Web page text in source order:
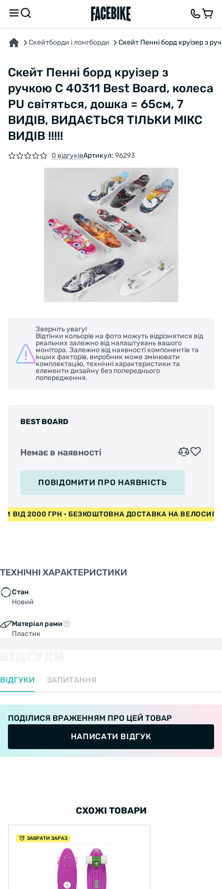
Скейтборди і лонгборди Скейт Пенні борд круізер з
Скейт Пенні борд круізер з
ручкою C 40311 Best Board, колеса
PU світяться, дошка = 65см, 7
ВИДІВ, ВИДАЄТЬСЯ ТІЛЬКИ МІКС
ВИДІВ !!!!!
0 відгуківАртикул: 96293
Зверніть увагу!
Відтінки кольорів на фото можуть відрізнятися від
реальних залежно від налаштувань вашого
монітора. Залежно від наявності компонентів та
інших факторів, виробник може змінювати
комплектацію, технічні характеристики та
елементи дизайну без попереднього
попередження.
BEST BOARD
Немає в наявності
ПОВІДОМИТИ ПРО НАЯВНІСТЬ
ВІД 2000 ГРН • БЕЗКОШТОВНА ДОСТАВКА НА
ТЕХНІЧНІ ХАРАКТЕРИСТИКИ
Стан
Новий
Матеріал рами
Пластик
ВІДГУКИ ЗАПИТАННЯ
ПОДІЛИСЯ ВРАЖЕННЯМ ПРО ЦЕЙ ТОВАР
НАПИСАТИ ВІДГУК
ПРО ТОВАР ХАРАКТЕРИСТИКИВІДГУКИ ТА ЗАПИТАННЯ
СХОЖІ ТОВАРИ
ЗАБРАТИ ЗАРАЗ